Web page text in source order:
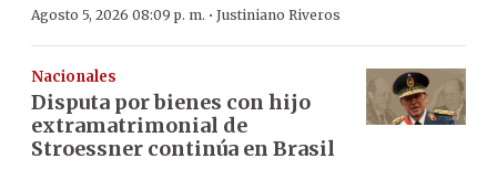
Agosto 5, 2026 08:09 p. m. · Justiniano Riveros
Nacionales
Disputa por bienes con hijo
extramatrimonial de
Stroessner continúa en Brasil